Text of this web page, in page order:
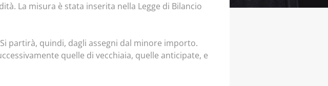
La misura è stata inserita nella Legge di Bilancio
partirà, quindi, dagli assegni dal minore importo.
quelle di vecchiaia, quelle anticipate, e